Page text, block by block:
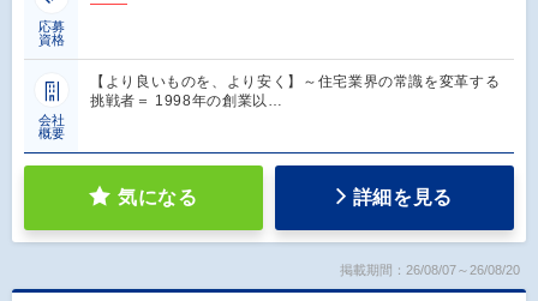
応募
資格
会社
概要
【より良いものを、より安く】～住宅業界の常識を変革する
挑戦者＝ 1998年の創業以…
気になる 詳細を見る
掲載期間：26/08/07～26/08/20